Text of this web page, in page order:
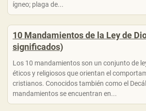
ígneo; plaga de...
10 Mandamientos de la Ley de
significados)
Los 10 mandamientos son un conjunto de
éticos y religiosos que orientan el
cristianos. Conocidos también como el
mandamientos se encuentran en...